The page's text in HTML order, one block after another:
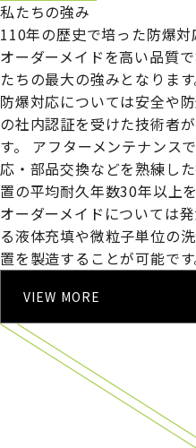
私たちの強み
110年の歴史で培った防爆対
オーダーメイドを高い品質
たちの最大の強みとなります
防爆対応については安全や
の社内認証を受けた技術者
す。
アフターメンテナンス
応・部品交換などを熟練し
置の平均耐久年数30年以上を
オーダーメイドについては
る液体充填や微粒子単位の
置を製造することが可能です
VIEW MORE